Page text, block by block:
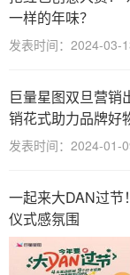
一样的年味？
发表时间：2024-03-
巨量星图双旦营销
销花式助力品牌好
发表时间：2024-01-
一起来大DAN过节
仪式感氛围